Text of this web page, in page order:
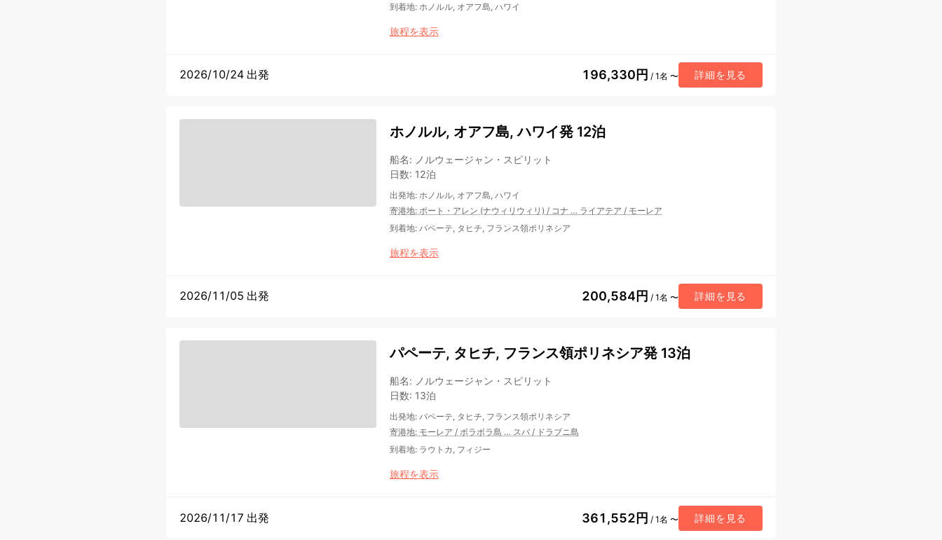
到着地: ホノルル, オアフ島, ハワイ
旅程を表示
2026/10/24 出発 196,330円 / 1名 〜 詳細を見る
ホノルル, オアフ島, ハワイ発 12泊
船名: ノルウェージャン・スピリット
日数: 12泊
出発地: ホノルル, オアフ島, ハワイ
寄港地: ポート・アレン (ナウィリウィリ) / コナ … ライアテア / モーレア
到着地: パペーテ, タヒチ, フランス領ポリネシア
旅程を表示
2026/11/05 出発 200,584円 / 1名 〜 詳細を見る
パペーテ, タヒチ, フランス領ポリネシア発 13泊
船名: ノルウェージャン・スピリット
日数: 13泊
出発地: パペーテ, タヒチ, フランス領ポリネシア
寄港地: モーレア / ボラボラ島 … スバ/ ドラブニ島
到着地: ラウトカ, フィジー
旅程を表示
2026/11/17 出発 361,552円 / 1名 〜 詳細を見る